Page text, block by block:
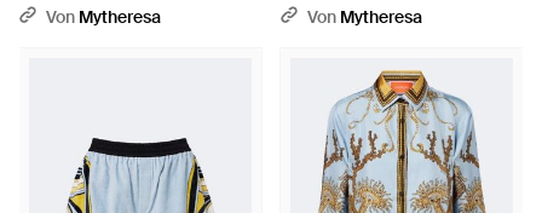
Von Mytheresa
- Mehrfarbig
Von Mytheresa